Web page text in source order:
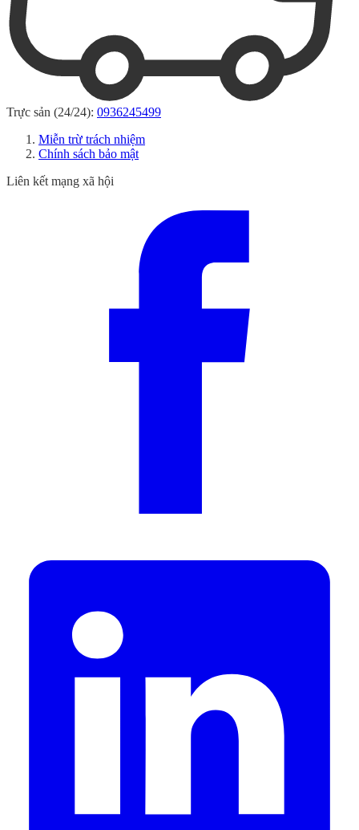
Trực sản (24/24): 0936245499
Miễn trừ trách nhiệm
Chính sách bảo mật
Liên kết mạng xã hội